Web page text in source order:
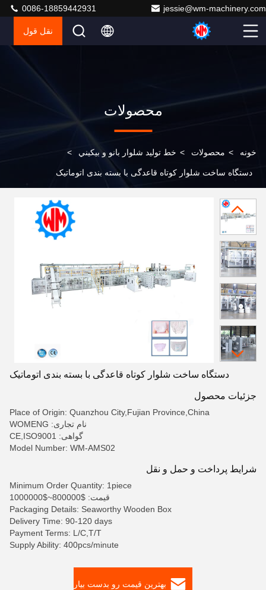
jessie@wm-machinery.com
0086-18859442931
نقل قول
محصولات
خونه > محصولات > خط توليد شلوار بانو و بيكيني >
دستگاه ساخت شلوار کوتاه قاعدگی با بسته بندی اتوماتیک
دستگاه ساخت شلوار کوتاه قاعدگی با بسته بندی اتوماتیک
جزئیات محصول
Place of Origin: Quanzhou City,Fujian Province,China
نام تجاری: WOMENG
گواهی: CE,ISO9001
Model Number: WM-AMS02
شرایط پرداخت و حمل و نقل
Minimum Order Quantity: 1piece
قیمت: $800000~$1000000
Packaging Details: Seaworthy Wooden Box
Delivery Time: 90-120 days
Payment Terms: L/C,T/T
Supply Ability: 400pcs/minute
بهترین قیمت رو بدست بیار